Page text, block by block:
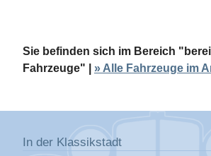
Sie befinden sich im Bereich
Fahrzeuge" | » Alle Fahrzeuge im
In der Klassikstadt